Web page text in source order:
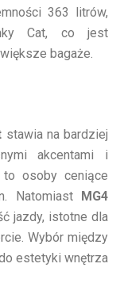
363 litrów,
Cat, co jest
bagaże.
stawia na bardziej
akcentami i
to osoby ceniące
Natomiast MG4
jazdy, istotne dla
Wybór między
estetyki wnętrza